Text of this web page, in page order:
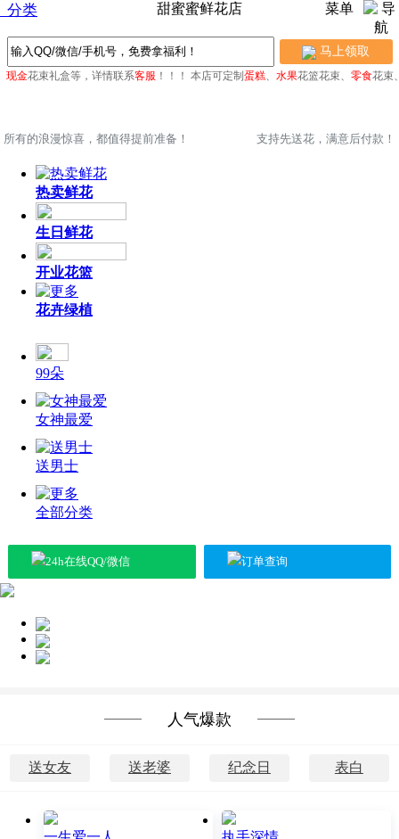
分类 甜蜜蜜鲜花店 菜单
马上领取
现金花束礼盒等，详情联系客服！！！ 本店可定制蛋糕、 水果花篮花束、 零食花束、
所有的浪漫惊喜，都值得提前准备！ 支持先送花，满意后付款！
热卖鲜花
生日鲜花
开业花篮
花卉绿植
99朵
女神最爱
送男士
全部分类
24h在线QQ/微信 订单查询
人气爆款
送女友 送老婆 纪念日 表白